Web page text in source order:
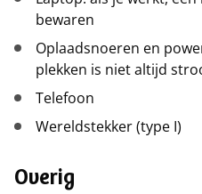
bewaren
Oplaadsnoeren en
plekken is niet altijd
Telefoon
Wereldstekker (type I)
Overig